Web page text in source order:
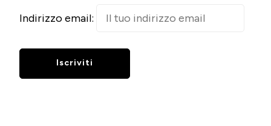
Indirizzo email: